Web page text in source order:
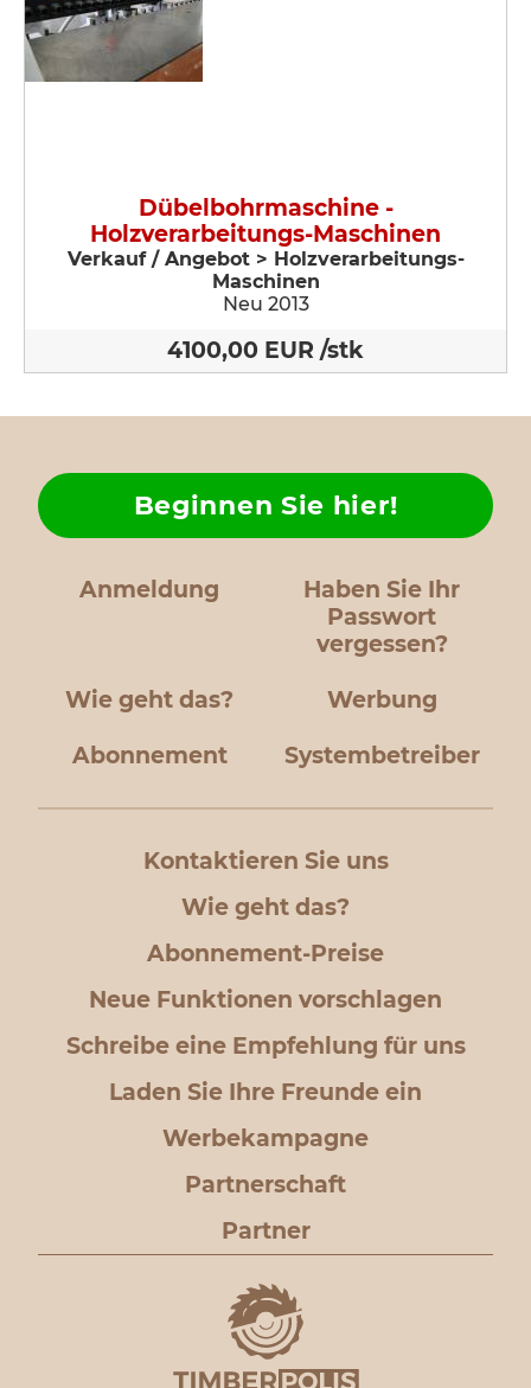
Dübelbohrmaschine -
Holzverarbeitungs-Maschinen
Verkauf / Angebot > Holzverarbeitungs-
Maschinen
Neu 2013
4100,00 EUR /stk
Anmeldung
Haben Sie Ihr
Passwort
vergessen?
Wie geht das?
Beginnen Sie hier!
Werbung
Abonnement Systembetreiber
Kontaktieren Sie uns
Wie geht das?
Abonnement-Preise
Neue Funktionen vorschlagen
Schreibe eine Empfehlung für uns
Laden Sie Ihre Freunde ein
Werbekampagne
Partnerschaft
Partner